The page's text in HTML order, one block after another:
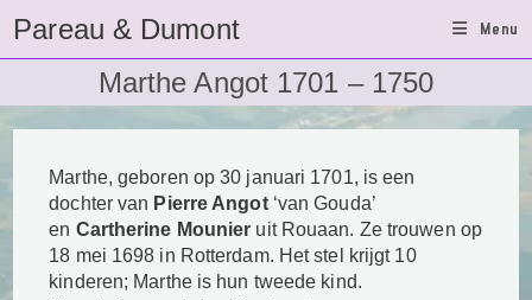
naar
inhoud
Pareau & Dumont Menu
Marthe Angot 1701 – 1750
Marthe, geboren op 30 januari 1701, is een
dochter van Pierre Angot‘van Gouda’
en Cartherine Mounier uit Rouaan. Ze trouwen op
18 mei 1698 in Rotterdam. Het stel krijgt10
kinderen; Marthe is hun tweede kind.